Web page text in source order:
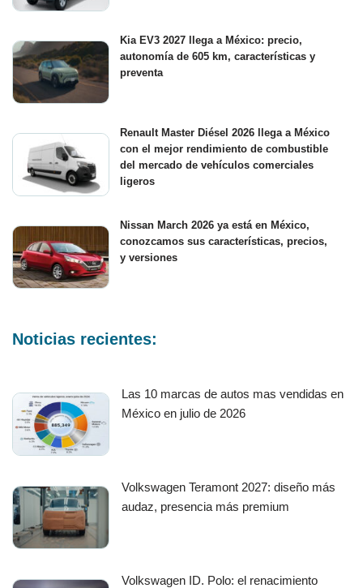
Kia EV3 2027 llega a México: precio,
autonomía de 605 km, características y
preventa
Renault Master Diésel 2026 llega a México
con el mejor rendimiento de combustible
del mercado de vehículos comerciales
ligeros
Nissan March 2026 ya está en México,
conozcamos sus características, precios,
y versiones
Noticias recientes:
Las 10 marcas de autos mas vendidas en
México en julio de 2026
Volkswagen Teramont 2027: diseño más
audaz, presencia más premium
Volkswagen ID. Polo: el renacimiento